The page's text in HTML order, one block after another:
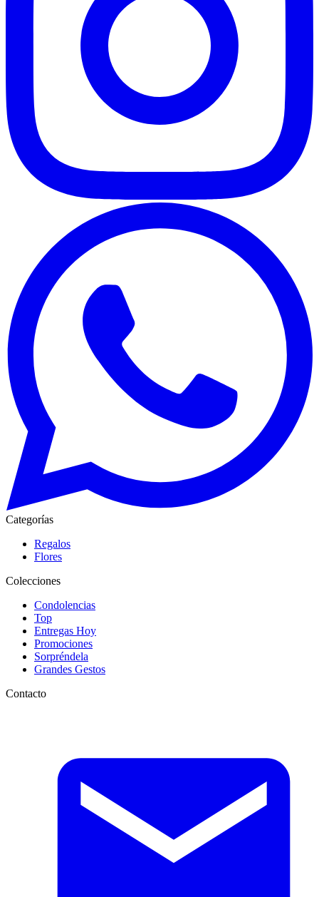
Categorías
Regalos
Flores
Colecciones
Condolencias
Top
Entregas Hoy
Promociones
Sorpréndela
Grandes Gestos
Contacto